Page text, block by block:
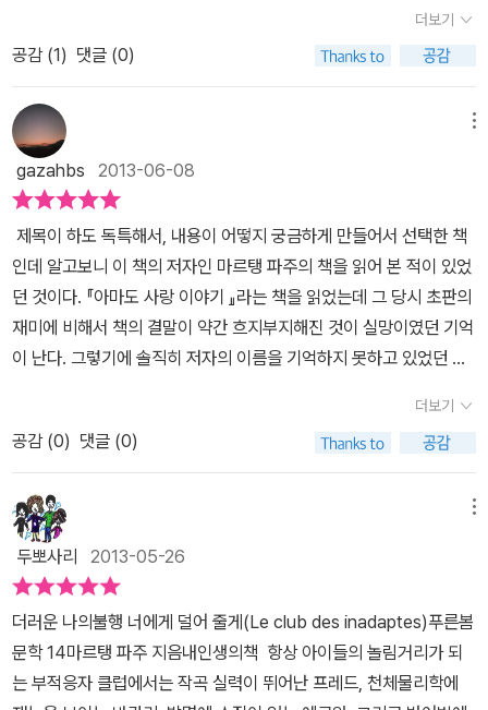
문인지 모르지만 이들을 둘러싸고 벌어지는 일들이 조금은 낯설다.
학교 폭력과 왕따가 없는 나라가 없다는 사실에 조금 안타까움을 느
낀다. 술에 취한 수학 선생을 두고 일어나는 상황을 주인공처럼 나는
보지 못한다. 주인공처럼 볼 수 없는 나의 현재 모습을 보면서 이미 보
수적 기성세대로 변한 것 같아 씁쓸하다. 에르완의 기계를 통해 그들
이 성장할 때는 그 나이 또래의 나를 떠올려본다. 과연 나는 그 정도였
을까? 소설을 읽으면서 무심코 지나갔는데 다시 생각할 때 많은 것을
떠올려주는 문장이 있다. 아빠와 나의 대화에서 아빠가 한 말이다.
“행복과 불행을 평등하게 나누어 주는 게 딱 하나 있구나. 바로 시간
이지. 두고 보면 알게 될 거야. 세상에서 가장 행복한 십 대가 세상에
서 가장 행복한 어른이 되는 것 아니거든. 정말 재미있는 걸 만들어 내
는 애들은 제일 괴짜인 녀석들이지. 물론 시간이 걸릴 테고 쉽지는 않
강산도 변한다는 속담을 그냥 무시해서는 안 된다. 아직 살아가는 중
인 경우라면. 길지 않은 시간이지만 생각보다 뒤에 남는 것이 많다.
하고 불행하다는 것을 알아 차리게 된다 이런 상황에서는 어른이 되
고 싶어질 수가 없다 어깨 위에 1톤 쯤 되는 짐을 진 듯 발걸음이 무겁
었던 미트리다트는 아버지가 암살당했기 때문에 자신도 독살되지 않
을까 두려웠다 그래서 날마다 독약을 조금씩 마시면서 자기 몸을 독
약에 길들였다 나는 사람들이 우리가 어렸을 때부터 슬픔과 포기에
스스로 길들도록 교육한다는 인상을 받았다 우리의 몸과 우리의 정신
은 점점 그 독에 익숙해져서 끔찍한 일이 닥쳐도 마침내 더는 반응할
수 없기에 이른다 우리는 더 이상 우리 삶에 반응할 수 없을 것이다 슬
픔과 우울은 더는 슬프지도 우울하지도 않은 것, 정상적인 것, 우리의
일상이 된다 나는 그것이 나를, 우리 모두를 기다리고 있는 운명이라
고 인정하고 말았다 ...’ 이처럼 작가는 가끔 도무지 청소년의 생각이
며 나의 청소년기가 어땠는지 반추해 볼 수 있는 계기가 되어서 아주
흥미로웠다또 옮긴이의 말처럼 다른 사람 기준인 행복과 나만의 행
복 즉 이 책의 주인공들인 마르탱은 비밀 본부에서 만화책을 읽으며,
에르완은 발명에, 프레드는 음악에, 바카리는 천체물리학에, 푹 빠져
자신들만의 행복을 찾는 것이야 말로 펼쳐진 인생길에서 얼마나 중요
한가를 작가는 이야기하고 있을 것이다 그러한 까닭에 부적응자라는
것은 이 세상에 존재하지 않을 뿐더러 부적응자로 판단하는 세상의
시선이야말로 불행을 초래하는 가장 큰 원인이 될 것이므로 그런 시
선은 도외시 하며 나만의 행복을 추구하는 방법을 즐겁게 이야기하고
있는 이 책을 읽는 동안 행복할 수 있었다
상 모든 것들을 다 만들 수 있는 에르완, 반어법을 잘 쓰며, 이야기 하
는 것을 좋아하는 주인공 마르탱.
이렇게 4명의 열 세살 아이들은 그
들이 만든 ‘부적응자 클럽’ 회원이다… 수업이 끝나면 공터에 만든 자
신들의 아지트에 모여 즐거운 시간을 보내는 아이들은 서로가 있어
절대 외롭지 않다. 하지만 이 아이들에게 불행한 일이 찾아온다. 술을
좋아하는 것 같지만 수학에 재미를 붙이게 해준 보나세라 선생님이
학교에서 정직을 당하고, 에르완은 소위 질 나쁜 아이들에게 맞아 크
게 다친 것이다. 또 그 일이 있은 뒤 바카리의 아버지가 실직을 하게
된다…왜 불행은 불공평하게 자신들에게만 들이 닥치는지 회의를 느
끼며 에르완은 불행을 공평하게 나눠주는 기계를 발명하게 되는데…
분량도 적고, 활자도 커서 책을 잡은 뒤 1시간 만에 읽어버렸다. 이
책을 읽으면서 가장 머릿속에 남아 있는 부분은 미트리다트 왕 이야
기였다. 독살로 죽음에 이른 아버지를 보며 자신도 언젠가는 독약을
먹고 죽을 수도 있다는 생각에 독약을 매일 조금씩 먹고, 그로 인해 자
은 자신과 친구들의 불행, 슬픔, 우울을 많이 겪으면서 더 이상 슬프지
도, 우울하지도 않게 되어 그것들이 자신들의 일생이 되는 것은 아닌
지 생각한다.하지만 이 네 명의 아이들은 불행을 적응하려고 하지 않
고 스스로 행복을 찾는다…
행복하지 않는다는 것을 깨닫게 되고, 행복한 어른이 되기 위해 네 아
이는 부딪혀 보기로 한다. 파이팅!!!!
쉽게 읽어 내려가는 책이지만
많은 여운을 남는 책이다. 지금도 이 책의 등장인물들처럼 숨은 부적
응자 클럽 회원이 많이 있을 것이다. 그런 아이들, 어른들 모두에게 이
더보기
공감 (1) 댓글 (0)
gazahbs 2013-06-08
제목이 하도 독특해서, 내용이 어떻지 궁금하게 만들어서 선택한 책
인데 알고보니 이 책의 저자인 마르탱 파주의 책을 읽어 본 적이 있었
던 것이다. 『아마도 사랑 이야기 』라는 책을 읽었는데 그 당시 초판의
재미에 비해서 책의 결말이 약간 흐지부지해진 것이 실망이였던 기억
이 난다. 그렇기에 솔직히 저자의 이름을 기억하지 못하고 있었던 것
된 내용을 많이 보았는데 상당히 재미있어 보였던 것이 사실이다. 그
러고 보니 현재 마르탱 파주의 가장 최근 작품인 『숨은 용을 보여 주
는 거울』도 읽을 계획이니 마르탱 파주와 좀 친해져봐야 겠다. 앞서
이야기했듯이 제목 하나에 끌린 책이다. 내 더러운 불행을 너에게 다
주는 것도 아니고 덜어주다니, 고맙다고 해야할지, 나쁘다고 해야할
지 애매모호해지는 상황이다. 그리고 이 책에 등장하는 바카리, 프레
드, 에르완과 함께 마르탱은 부적응자 클럽의 회원이다. 마르탱은 저
자의 이름이기도 하다. 그런 마르탱은 어머니의 죽음이후 아버지가
알코올 중독자가 되고, 첫사랑은 실패한 부적응자이자 요샛말로 루저
나 다름없는 인물이다. 게다가 바카리와 에르완은 똑똑해서, 프레드
더보기
공감 (0) 댓글 (0)
두뽀사리 2013-05-26
더러운 나의불행 너에게 덜어 줄게(Le club des inadaptes)푸른봄
문학 14마르탱 파주 지음내인생의책 항상 아이들의 놀림거리가 되
는 부적응자 클럽에서는 작곡 실력이 뛰어난 프레드, 천체물리학에